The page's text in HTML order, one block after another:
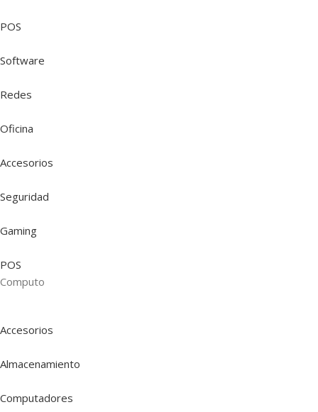
POS
Software
Redes
Oficina
Accesorios
Seguridad
Gaming
POS
Computo
Accesorios
Almacenamiento
Computadores